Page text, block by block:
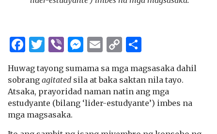
Facebook
Twitter
ViberMessenger
Email
Copy
Huwag tayong sumama sa mga magsasaka dahil
sobrang agitated sila at baka saktan nila tayo.
Atsaka, prayoridad naman natin ang mga
estudyante (bilang ‘lider-estudyante’) imbes na
mga magsasaka.